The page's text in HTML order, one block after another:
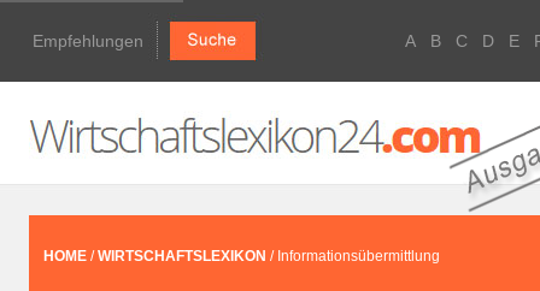
Empfehlungen A B C D E
HOME /WIRTSCHAFTSLEXIKON / Informationsübermittlung